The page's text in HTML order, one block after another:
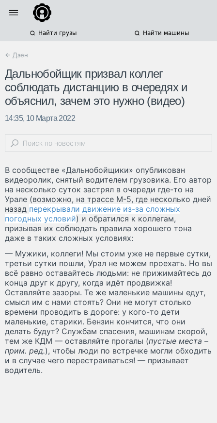
Найти грузы Найти машины
← Дзен
Дальнобойщик призвал коллег
соблюдать дистанцию в очередях и
объяснил, зачем это нужно (видео)
14:35, 10 Марта 2022
В сообществе «Дальнобойщики» опубликован
видеоролик, снятый водителем грузовика. Его автор
на несколько суток застрял в очереди где-то на
Урале (возможно, на трассе М-5, где несколько дней
назад перекрывали движение из-за сложных
погодных условий) и обратился к коллегам,
призывая их соблюдать правила хорошего тона
даже в таких сложных условиях:
— Мужики, коллеги! Мы стоим уже не первые сутки,
третьи сутки пошли, Урал не можем проехать. Но вы
всё равно оставайтесь людьми: не прижимайтесь до
конца друг к другу, когда идёт продвижка!
Оставляйте зазоры. Те же маленькие машины едут,
смысл им с нами стоять? Они не могут столько
времени проводить в дороге: у кого-то дети
маленькие, старики. Бензин кончится, что они
делать будут? Службам спасения, машинам скорой,
тем же КДМ — оставляйте прогалы (пустые места –
прим. ред.), чтобы люди по встречке могли обходить
и в случае чего перестраиваться! — призывает
водитель.